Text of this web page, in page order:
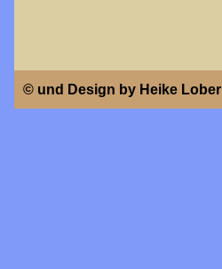
© und Design by Heike Lober